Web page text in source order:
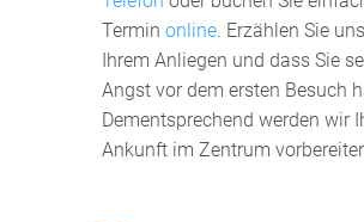
Termin online. Erzählen Sie
Ihrem Anliegen und dass Sie
Angst vor dem ersten Besuch
Dementsprechend werden wir
Ankunft im Zentrum